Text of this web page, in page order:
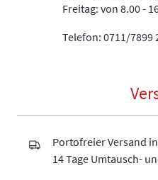
Freitag: von 8.00 -
Telefon: 0711/7899
Portofreier Versand
14 Tage Umtausch-